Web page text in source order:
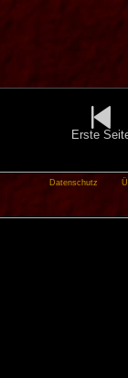
Erste
Datenschutz